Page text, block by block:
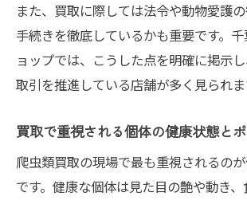
また、買取に際しては法令や動物愛護
手続きを徹底しているかも重要です。
ョップでは、こうした点を明確に掲示
取引を推進している店舗が多く見られま
買取で重視される個体の健康状態と
爬虫類買取の現場で最も重視されるの
です。健康な個体は見た目の艶や動き